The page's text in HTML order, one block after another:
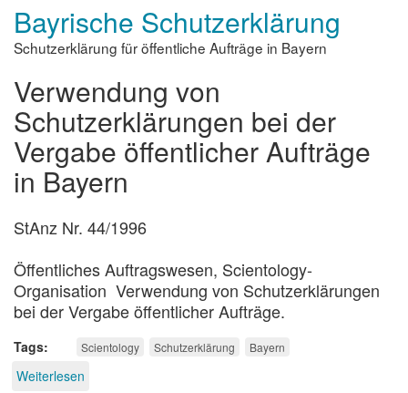
Streit
um
Religion
Bayrische Schutzerklärung
Schutzerklärung für öffentliche Aufträge in Bayern
Verwendung von
Schutzerklärungen bei der
Vergabe öffentlicher Aufträge
in Bayern
StAnz Nr. 44/1996
Öffentliches Auftragswesen, Scientology-
Organisation Verwendung von Schutzerklärungen
bei der Vergabe öffentlicher Aufträge.
Tags Scientology Schutzerklärung Bayern
Weiterlesen